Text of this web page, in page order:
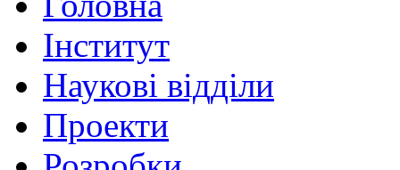
Інститут
Наукові відділи
Проекти